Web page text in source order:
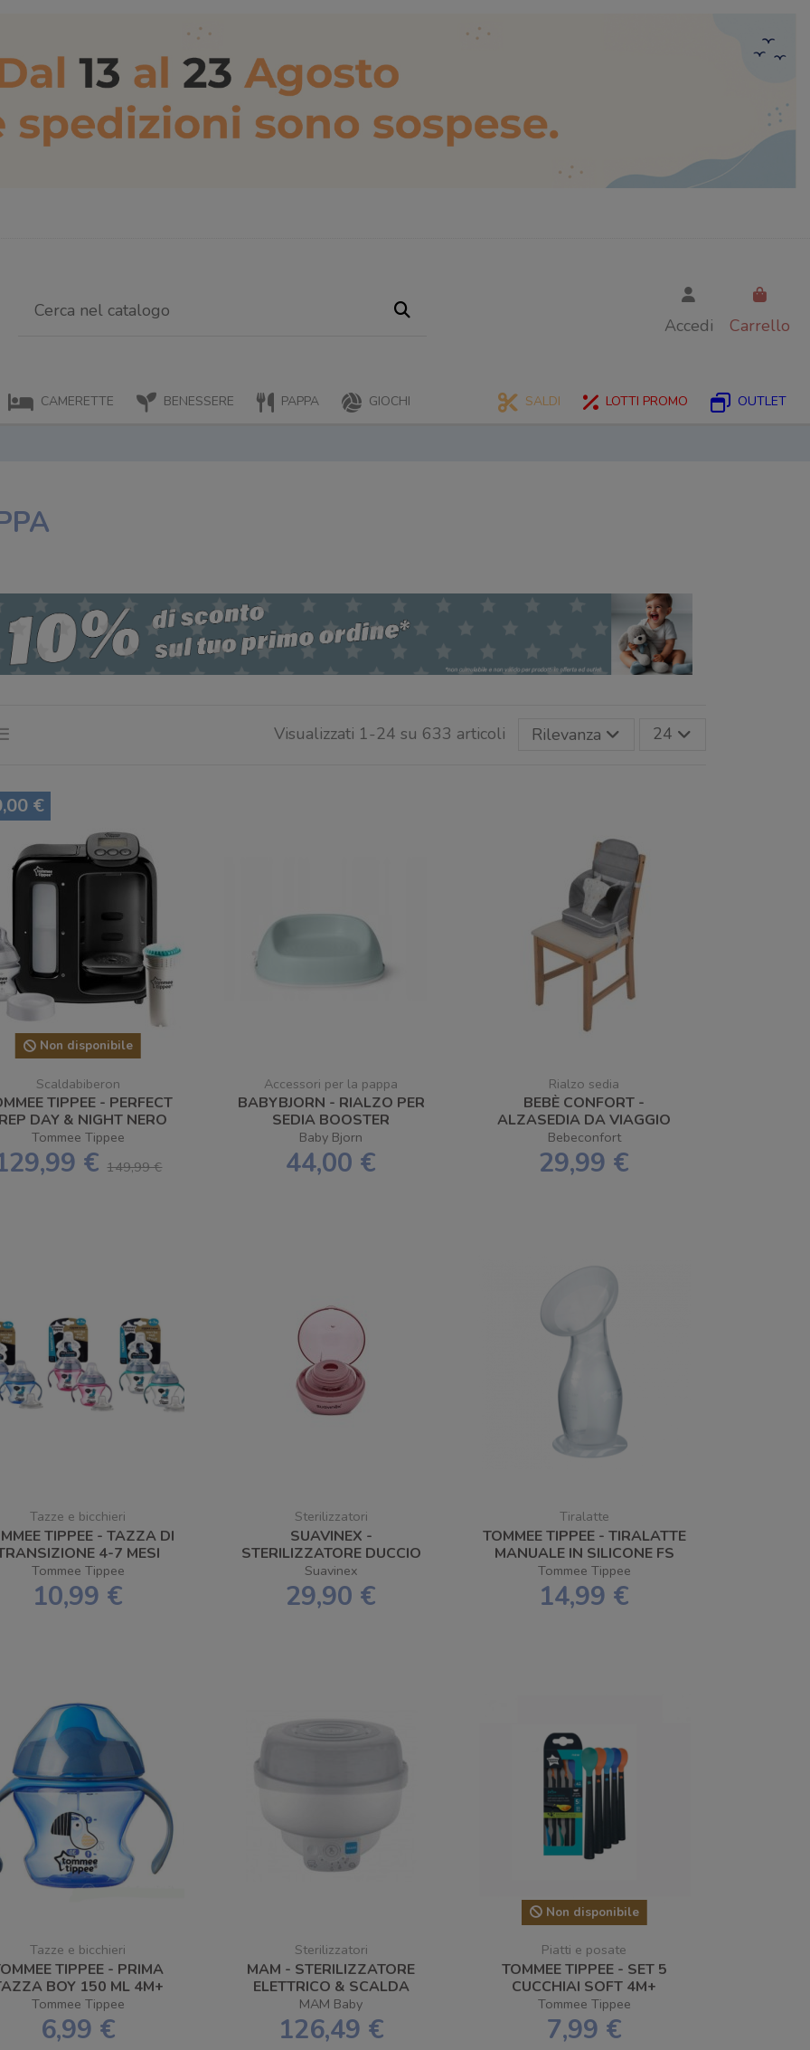
Accedi Carrello
CAMERETTE BENESSERE PAPPA GIOCHI OUTLET
LOTTI PROMO
SALDI
Visualizzati 1-24 su 633 articoli Rilevanza 24
€
Non disponibile
Scaldabiberon
TIPPEE - PERFECT
DAY & NIGHT NERO
SCALDABIBERON
Tommee Tippee
€149,99 €
Accessori per la pappa
BABYBJORN - RIALZO PER
SEDIA BOOSTER
Baby Bjorn
44,00 €
Rialzo sedia
BEBÈ CONFORT -
ALZASEDIA DA VIAGGIO
TRAVEL BOOSTER
Bebeconfort
29,99 €
Tazze e bicchieri
TIPPEE - TAZZA DI
4-7 MESI
Tommee Tippee
10,99 €
Sterilizzatori
SUAVINEX -
STERILIZZATORE DUCCIO
Suavinex
29,90 €
Tiralatte
TOMMEE TIPPEE - TIRALATTE
MANUALE IN SILICONE FS
Tommee Tippee
14,99 €
Tazze e bicchieri
TIPPEE - PRIMA
BOY 150 ML 4M+
Tommee Tippee
6,99 €
Sterilizzatori
MAM - STERILIZZATORE
ELETTRICO & SCALDA
BIBERON 6 IN 1
MAM Baby
126,49 €
Non disponibile
Piatti e posate
TOMMEE TIPPEE - SET 5
CUCCHIAI SOFT 4M+
Tommee Tippee
7,99 €